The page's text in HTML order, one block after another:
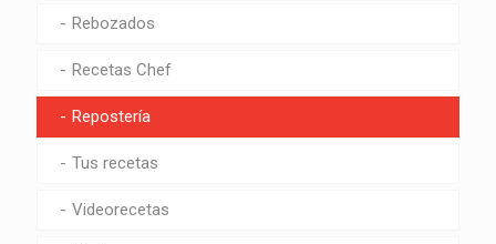
Rebozados
Recetas Chef
Repostería
Tus recetas
Videorecetas